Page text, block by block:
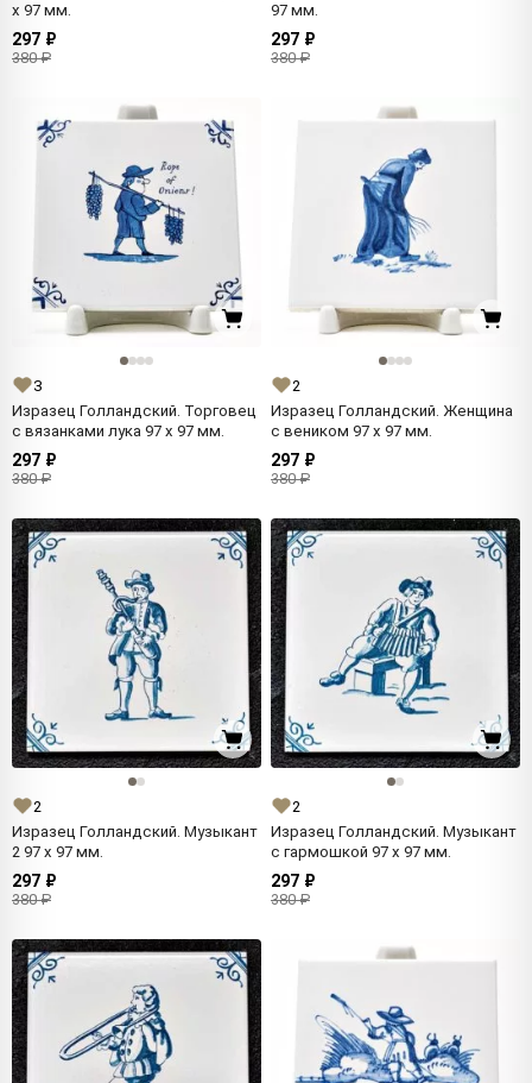
x 97 мм.
297 ₽
380 ₽
97 мм.
297 ₽
380 ₽
3
Изразец Голландский. Торговец
с вязанками лука 97 x 97 мм.
297 ₽
380 ₽
2
Изразец Голландский. Женщина
с веником 97 x 97 мм.
297 ₽
380 ₽
2
Изразец Голландский. Музыкант
2 97 x 97 мм.
297 ₽
380 ₽
2
Изразец Голландский. Музыкант
с гармошкой 97 x 97 мм.
297 ₽
380 ₽